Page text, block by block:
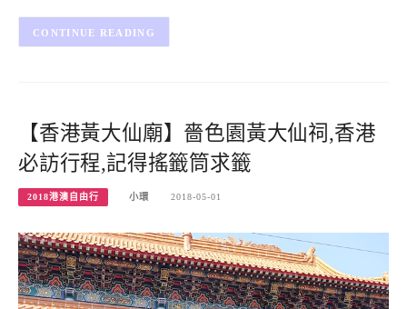
CONTINUE READING
【香港黃大仙廟】嗇色園黃大仙祠,香港
必訪行程,記得搖籤筒求籤
2018港澳自由行 小環 2018-05-01